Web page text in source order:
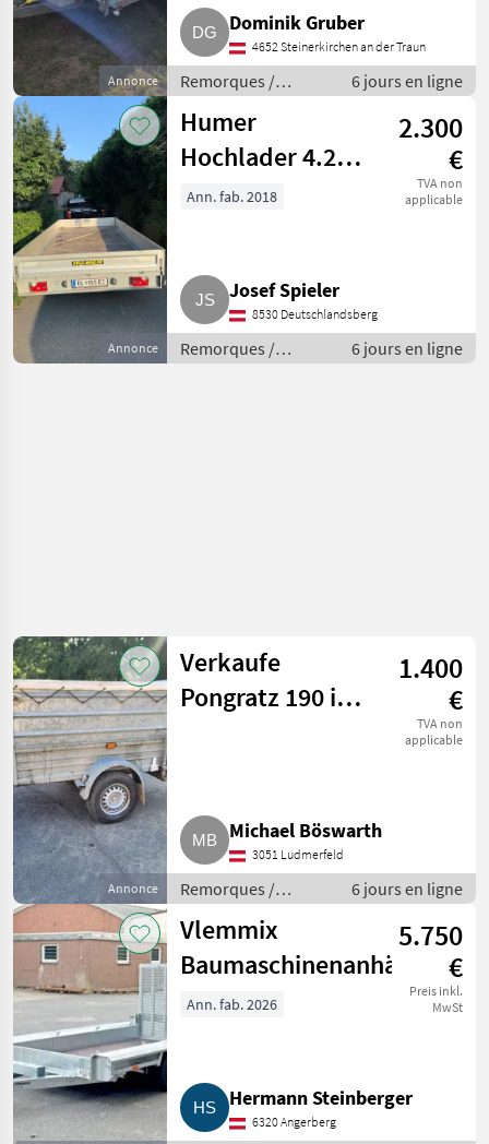
Annonce
Dominik Gruber
4652 Steinerkirchen an der Traun
Remorques /
Remorques de
voitures
6 jours en ligne
Annonce
Humer
Hochlader 4.250
x 2.030 x 300
2.300
€
TVA non
applicable
Ann. fab. 2018
Josef Spieler
8530 Deutschlandsberg
Remorques /
Remorques de
6 jours en ligne
Annonce
Verkaufe
Pongratz 190 in
1.400
€
TVA non
applicable
Michael Böswarth
3051 Ludmerfeld
Remorques /
Remorques de
voitures
6 jours en ligne
Vlemmix
Baumaschinenanhänger
5.750
€
Preis inkl.
MwSt
Ann. fab. 2026
Hermann Steinberger
6320 Angerberg